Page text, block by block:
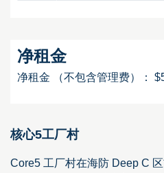
净租金
净租金 （不包含管理费）：
核心5工厂村
Core5 工厂村在海防 Deep C